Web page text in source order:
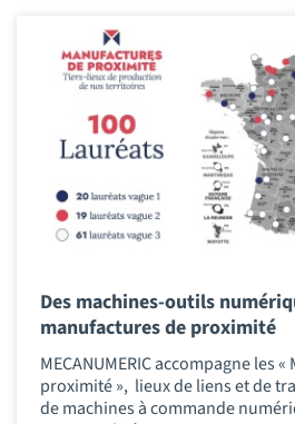
Des machines-outils
manufactures de proximité
MECANUMERIC accompagne les
proximité », lieux de liens et de
de machines à commande